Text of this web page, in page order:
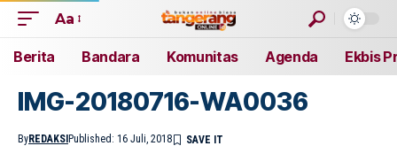
Aa
Berita Bandara Komunitas Agenda Ekbis
IMG-20180716-WA0036
ByREDAKSI Published: 16 Juli, 2018